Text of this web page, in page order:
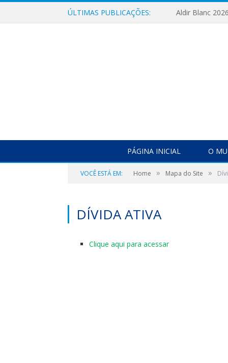
ÚLTIMAS PUBLICAÇÕES: Aldir Blanc 2026
PÁGINA INICIAL O
VOCÊ ESTÁ EM: Home » Mapa do Site »
DÍVIDA ATIVA
Clique aqui para acessar